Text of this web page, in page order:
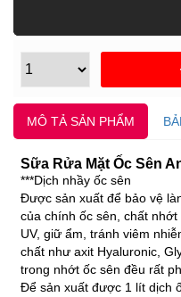
MÔ TẢ SẢN PHẨM
Sữa Rửa Mặt Ốc Sên
***Dịch nhầy ốc sên
Được sản xuất để bảo vệ
của chính ốc sên, chất
UV, giữ ẩm, tránh viêm
chất như axit Hyaluronic,
trong nhớt ốc sên đều rất
Để sản xuất được 1 lít dịch